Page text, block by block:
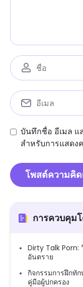
บันทึกชื่อ อีเมล แ
สำหรับการแสดง
การควบคุม
Dirty Talk Porn:
อันตราย
กิจกรรมการฝึกทั
คู่มือผู้ปกครอง